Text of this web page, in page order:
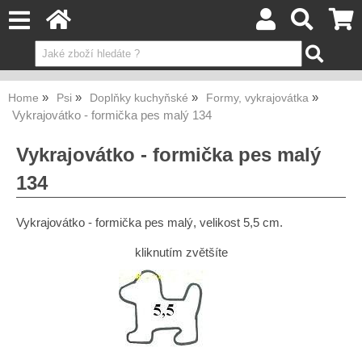
Home Psi Doplňky kuchyňské Formy, vykrajovátka
Vykrajovátko - formička pes malý 134
Vykrajovátko - formička pes malý
134
Vykrajovátko - formička pes malý, velikost 5,5 cm.
kliknutím zvětšíte